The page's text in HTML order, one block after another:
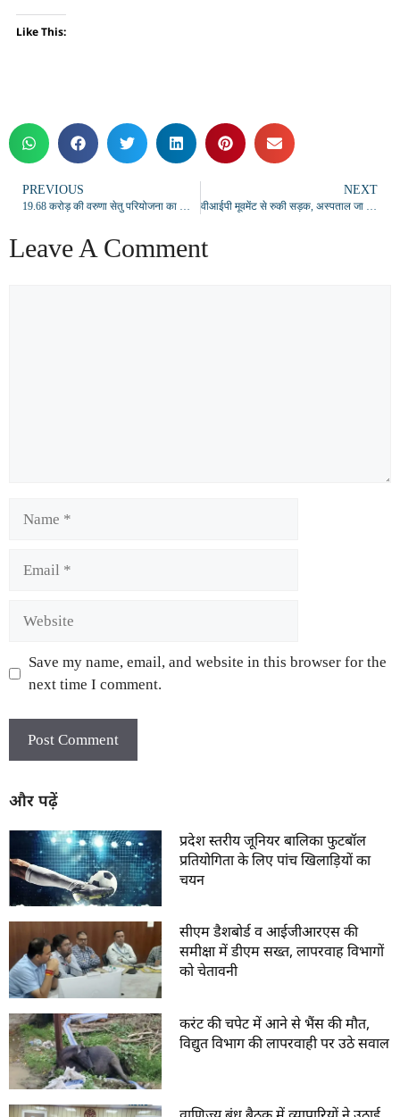
Like This:
PREVIOUS
19.68 करोड़ की वरुणा सेतु परियोजना का शिलान्यास, क्षेत्रीय विकास को मिलेगी नई रफ्तार
NEXT
वीआईपी मूवमेंट से रुकी सड़क, अस्पताल जा रहे युवक ने किया धरना
Leave A Comment
Save my name, email, and website in this browser for the
next time I comment.
और पढ़ें
प्रदेश स्तरीय जूनियर बालिका फुटबॉल
प्रतियोगिता के लिए पांच खिलाड़ियों का
चयन
सीएम डैशबोर्ड व आईजीआरएस की
समीक्षा में डीएम सख्त, लापरवाह विभागों
को चेतावनी
करंट की चपेट में आने से भैंस की मौत,
विद्युत विभाग की लापरवाही पर उठे सवाल